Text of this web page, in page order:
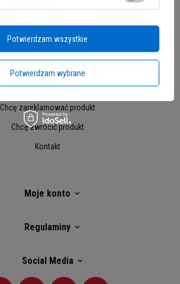
Moje zamówienie
Status zamówienia
Śledzenie przesyłki
Chcę zareklamować produkt
Chcę zwrócić produkt
Kontakt
Moje konto
Regulaminy
Social Media
Potwierdzam wybrane
Potwierdzam wszystkie